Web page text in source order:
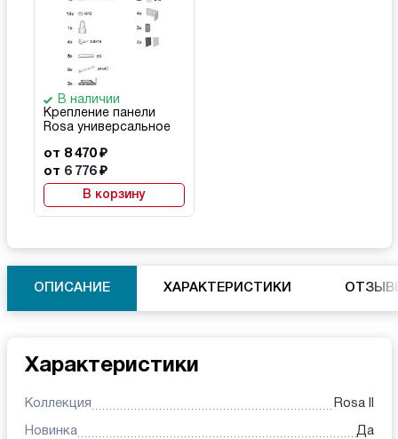
В наличии
Крепление панели
Rosa универсальное
от 8 470 ₽
от 6 776₽
В корзину
ОПИСАНИЕ ХАРАКТЕРИСТИКИ
Характеристики
Коллекция Rosa II
Новинка Да